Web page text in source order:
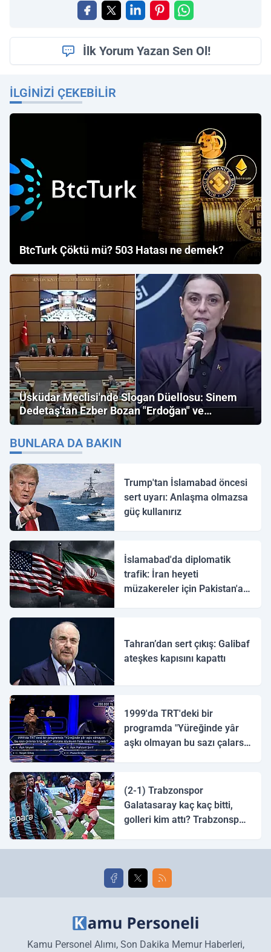
İlk Yorum Yazan Sen Ol!
İLGINIZI ÇEKEBILIR
BtcTurk Çöktü mü? 503 Hatası ne demek?
Üsküdar Meclisi'nde Slogan Düellosu: Sinem
Dedetaş'tan Ezber Bozan "Erdoğan" ve
"İmamoğlu" Çıkışı!
BUNLARA DA BAKIN
Trump'tan İslamabad öncesi
sert uyarı: Anlaşma olmazsa
güç kullanırız
İslamabad'da diplomatik
trafik: İran heyeti
müzakereler için Pakistan'a
Tahran’dan sert çıkış: Galibaf
ateşkes kapısını kapattı
1999'da TRT'deki bir
programda "Yüreğinde yâr
aşkı olmayan bu sazı çalarsa
(2-1) Trabzonspor
Galatasaray kaç kaç bitti,
golleri kim attı? Trabzonspor
golleri!
Kamu Personel Alımı, Son Dakika Memur Haberleri,